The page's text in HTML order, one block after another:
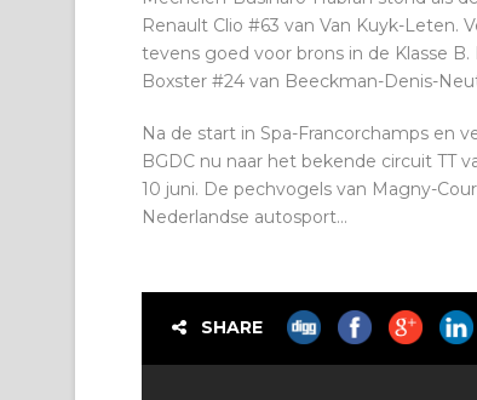
Renault Clio #63 van Van Kuyk-Leten.
tevens goed voor brons in de Klasse
Boxster #24 van Beeckman-Denis-
Na de start in Spa-Francorchamps en
BGDC nu naar het bekende circuit TT
10 juni. De pechvogels van Magny-
Nederlandse autosport…
SHARE